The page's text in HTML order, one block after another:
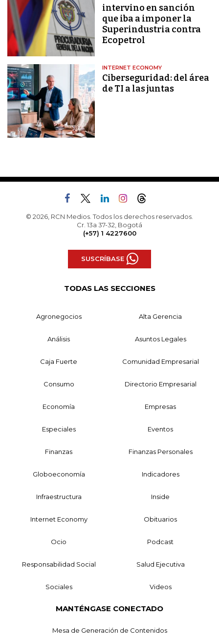
intervino en sanción
que iba a imponer la
Superindustria contra
Ecopetrol
INTERNET ECONOMY
Ciberseguridad: del área
de TI a las juntas
© 2026, RCN Medios. Todos los derechos reservados.
Cr. 13a 37-32, Bogotá
(+57) 1 4227600
SUSCRÍBASE
TODAS LAS SECCIONES
Agronegocios Alta Gerencia
Análisis Asuntos Legales
Caja Fuerte Comunidad Empresarial
Consumo Directorio Empresarial
Economía Empresas
Especiales Eventos
Finanzas Finanzas Personales
Globoeconomía Indicadores
Infraestructura Inside
Internet Economy Obituarios
Ocio Podcast
Responsabilidad Social Salud Ejecutiva
Sociales Videos
MANTÉNGASE CONECTADO
Mesa de Generación de Contenidos